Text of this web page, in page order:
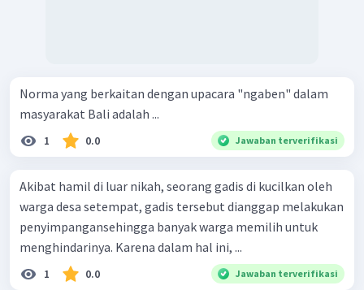
Norma yang berkaitan dengan upacara "ngaben" dalam
masyarakat Bali adalah ...
1 0.0 Jawaban terverifikasi
Akibat hamil di luar nikah, seorang gadis di kucilkan oleh
warga desa setempat, gadis tersebut dianggap melakukan
penyimpangansehingga banyak warga memilih untuk
menghindarinya. Karena dalam hal ini, ...
1 0.0 Jawaban terverifikasi